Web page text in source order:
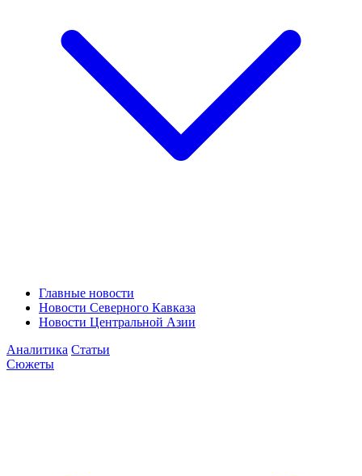
Главные новости
Новости Северного Кавказа
Новости Центральной Азии
Аналитика Статьи
Сюжеты